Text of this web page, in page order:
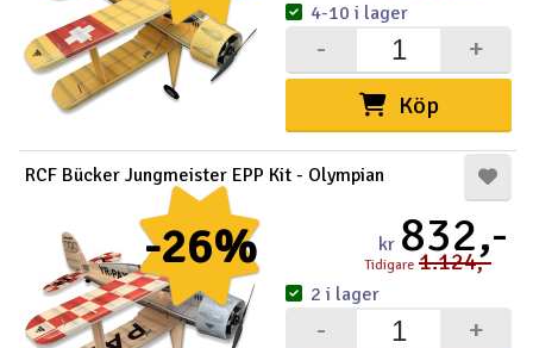
Köp
+
-
4-10 i lager
-26%
RCF Bücker Jungmeister EPP Kit - Olympian
kr 832,-
Tidigare 1.124,-
+
-
2 i lager